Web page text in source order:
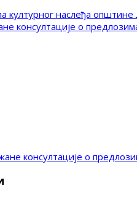
консултације о
консултације о